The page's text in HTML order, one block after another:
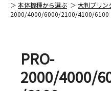
本体機種から選ぶ
大判プリン
2000/4000/6000/2100/4100/6100
PRO-
2000/4000/